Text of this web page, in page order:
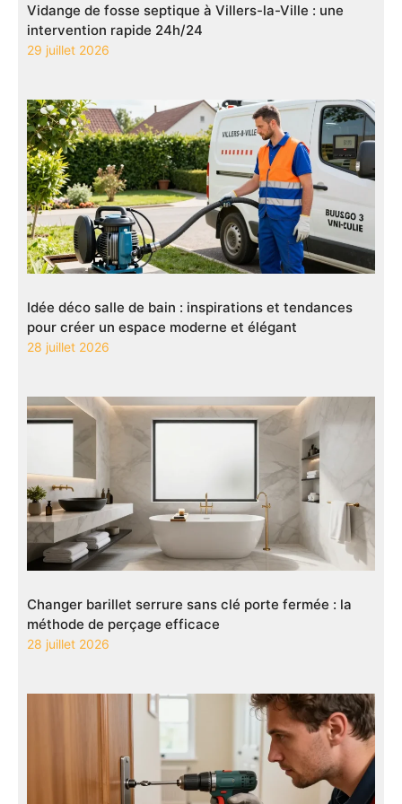
Vidange de fosse septique à Villers-la-Ville : une
intervention rapide 24h/24
29 juillet 2026
Idée déco salle de bain : inspirations et tendances
pour créer un espace moderne et élégant
28 juillet 2026
Changer barillet serrure sans clé porte fermée : la
méthode de perçage efficace
28 juillet 2026